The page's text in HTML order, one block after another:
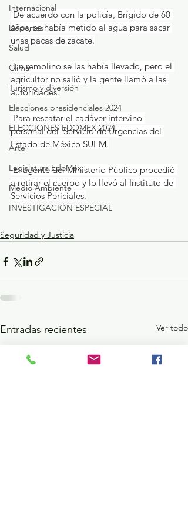
Internacional
Deportes
Salud
Clima
Turismo y diversión
Elecciones presidenciales 2024
ELECCIONES EDOMEX 2024
Arte
Legislatura EdoMéx
Medio Ambiente
INVESTIGACIÓN ESPECIAL
De acuerdo con la policía, Brígido de 60
años, se había metido al agua para sacar
unas pacas de zacate.
Un remolino se las había llevado, pero el
agricultor no salió y la gente llamó a las
autoridades.
personal del  Servicio de Urgencias del
Estado de México SUEM.
El agente del Ministerio Público procedió
a retirar el cuerpo y lo llevó al Instituto de
Servicios Periciales.
Seguridad y Justicia
Entradas recientes Ver todo